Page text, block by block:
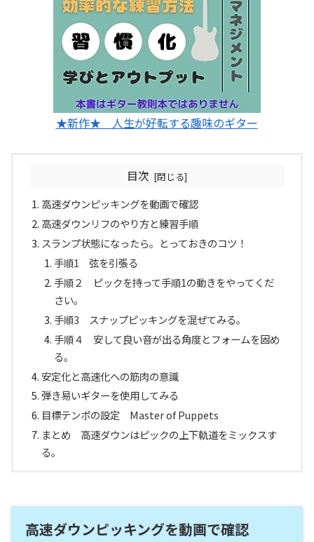
★新作★ 人生が好転する趣味のギター
目次
高速ダウンピッキングを動画で確認
高速ダウンリフのやり方と練習手順
スランプ状態になったら。とっておきのコツ！
手順1 弦を引張る
手順２ ピックを持って手順1の動きをやってくだ
さい。
手順3 スナップピッキングを混ぜてみる。
手順４ 安して良い音が出る角度とフォームを固め
る。
安定化と高速化への筋肉の意識
弾き易いギターを使用してみる
目標テンポの設定 Master of Puppets
まとめ 高速ダウンはピックの上下軌道をミックスす
る。
高速ダウンピッキングを動画で確認